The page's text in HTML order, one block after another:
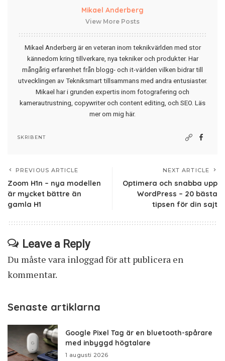
Mikael Anderberg
View More Posts
Mikael Anderberg är en veteran inom teknikvärlden med stor
kännedom kring tillverkare, nya tekniker och produkter. Har
mångårig erfarenhet från blogg- och it-världen vilken bidrar till
utvecklingen av Tekniksmart tillsammans med andra entusiaster.
Mikael har i grunden expertis inom fotografering och
kamerautrustning, copywriter och content editing, och SEO. Läs
mer om mig här.
SKRIBENT
PREVIOUS ARTICLE
Zoom H1n – nya modellen
är mycket bättre än
gamla H1
NEXT ARTICLE
Optimera och snabba upp
WordPress – 20 bästa
tipsen för din sajt
Leave a Reply
Du måste vara inloggad för att publicera en
kommentar.
Senaste artiklarna
Google Pixel Tag är en bluetooth-spårare
med inbyggd högtalare
1 augusti 2026